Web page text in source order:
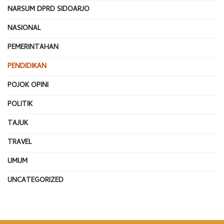
NARSUM DPRD SIDOARJO
NASIONAL
PEMERINTAHAN
PENDIDIKAN
POJOK OPINI
POLITIK
TAJUK
TRAVEL
UMUM
UNCATEGORIZED